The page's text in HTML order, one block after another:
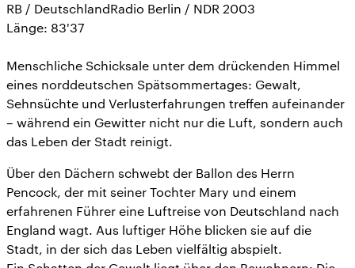
RB / DeutschlandRadio Berlin / NDR 2003
Länge: 83'37
Menschliche Schicksale unter dem drückenden Himmel
eines norddeutschen Spätsommertages: Gewalt,
Sehnsüchte und Verlusterfahrungen treffen aufeinander
– während ein Gewitter nicht nur die Luft, sondern auch
das Leben der Stadt reinigt.
Über den Dächern schwebt der Ballon des Herrn
Pencock, der mit seiner Tochter Mary und einem
erfahrenen Führer eine Luftreise von Deutschland nach
England wagt. Aus luftiger Höhe blicken sie auf die
Stadt, in der sich das Leben vielfältig abspielt.